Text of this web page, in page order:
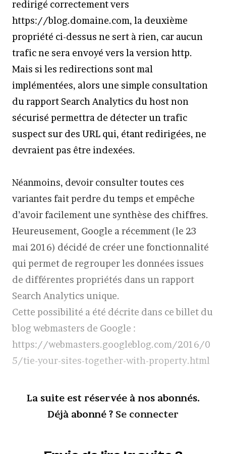
redirigé correctement vers
https://blog.domaine.com, la deuxième
propriété ci-dessus ne sert à rien, car aucun
trafic ne sera envoyé vers la version http.
Mais si les redirections sont mal
implémentées, alors une simple consultation
du rapport Search Analytics du host non
sécurisé permettra de détecter un trafic
suspect sur des URL qui, étant redirigées, ne
devraient pas être indexées.
Néanmoins, devoir consulter toutes ces
variantes fait perdre du temps et empêche
d’avoir facilement une synthèse des chiffres.
Heureusement, Google a récemment (le 23
mai 2016) décidé de créer une fonctionnalité
qui permet de regrouper les données issues
de différentes propriétés dans un rapport
Search Analytics unique.
Cette possibilité a été décrite dans ce billet du
blog webmasters de Google :
https://webmasters.googleblog.com/2016/0
5/tie-your-sites-together-with-property.html
La suite est réservée à nos abonnés.
Déjà abonné ? Se connecter